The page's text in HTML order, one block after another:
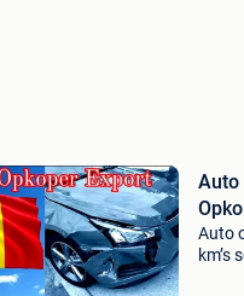
Auto
Auto
km’s